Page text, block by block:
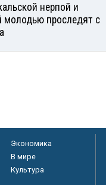
нерпой и
молодью проследят с
Экономика
В мире
Культура